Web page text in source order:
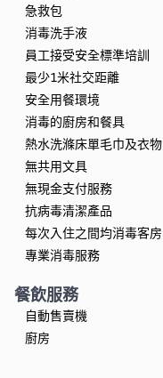
急救包
消毒洗手液
員工接受安全標準培訓
最少1米社交距離
安全用餐環境
消毒的廚房和餐具
熱水洗滌床單毛巾及衣物
無共用文具
無現金支付服務
抗病毒清潔產品
每次入住之間均消毒客房
專業消毒服務
餐飲服務
自動售賣機
廚房